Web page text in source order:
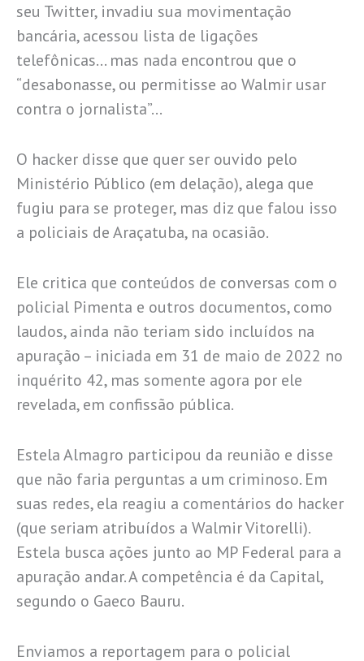
seu Twitter, invadiu sua movimentação
bancária, acessou lista de ligações
telefônicas… mas nada encontrou que o
“desabonasse, ou permitisse ao Walmir usar
contra o jornalista”…
O hacker disse que quer ser ouvido pelo
Ministério Público (em delação), alega que
fugiu para se proteger, mas diz que falou isso
a policiais de Araçatuba, na ocasião.
Ele critica que conteúdos de conversas com o
policial Pimenta e outros documentos, como
laudos, ainda não teriam sido incluídos na
apuração – iniciada em 31 de maio de 2022 no
inquérito 42, mas somente agora por ele
revelada, em confissão pública.
Estela Almagro participou da reunião e disse
que não faria perguntas a um criminoso. Em
suas redes, ela reagiu a comentários do hacker
(que seriam atribuídos a Walmir Vitorelli).
Estela busca ações junto ao MP Federal para a
apuração andar. A competência é da Capital,
segundo o Gaeco Bauru.
Enviamos a reportagem para o policial